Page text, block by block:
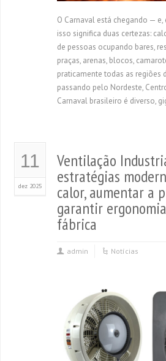
O Carnaval está chegando —
isso significa duas certezas:
de pessoas ocupando bares,
praças, arenas, blocos,
praticamente todas as regiões
passando pelo Nordeste,
Carnaval brasileiro é diverso,
11
dez 2025
Ventilação
estratégias
calor, aumentar a
garantir
fábrica
admin Notícias